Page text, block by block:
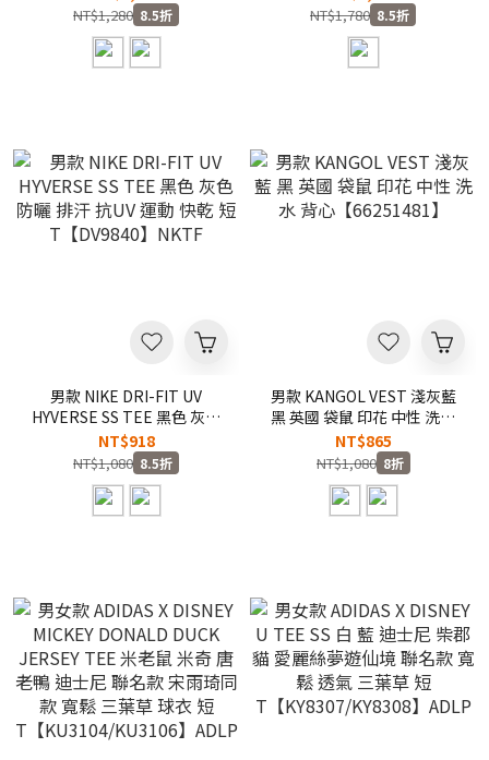
心【IF2601】NKTF NSL
NT$1,280 8.5折
球褲 短褲【IF1590-010】
NKTF NSL
NT$1,780 8.5折
男款 NIKE DRI-FIT UV
HYVERSE SS TEE 黑色 灰色
防曬 排汗 抗UV 運動 快乾 短
T【DV9840】NKTF
NT$918
NT$1,080 8.5折
男款 KANGOL VEST 淺灰藍
黑 英國 袋鼠 印花 中性 洗水
背心【66251481】
NT$865
NT$1,080 8折